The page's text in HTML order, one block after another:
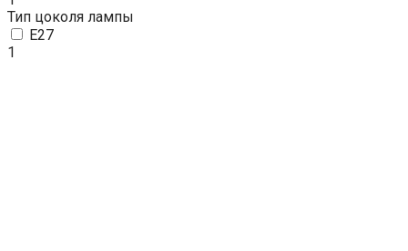
Тип цоколя лампы
E27
1